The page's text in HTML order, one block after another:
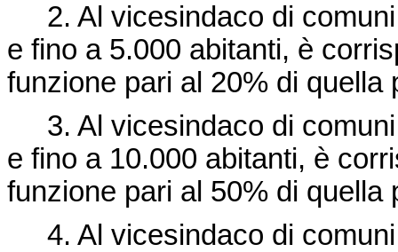
2. Al vicesindaco di comuni
e fino a 5.000 abitanti, è
funzione pari al 20% di quella
3. Al vicesindaco di comuni
e fino a 10.000 abitanti, è
funzione pari al 50% di quella
4. Al vicesindaco di comuni